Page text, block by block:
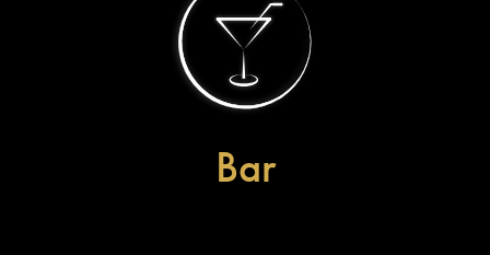
Bar